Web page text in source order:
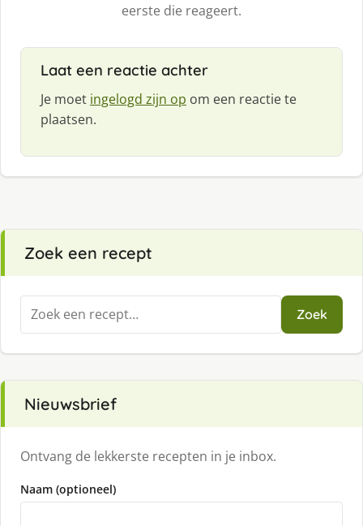
eerste die reageert.
Laat een reactie achter
Je moet ingelogd zijn op om een reactie te
plaatsen.
Zoek een recept
Zoeken
naar:
Zoek
Nieuwsbrief
Ontvang de lekkerste recepten in je inbox.
Naam (optioneel)